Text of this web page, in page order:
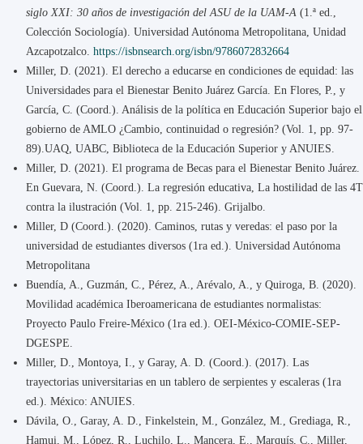
siglo XXI: 30 años de investigación del ASU de la UAM-A (1.ª ed.,
Colección Sociología). Universidad Autónoma Metropolitana, Unidad
Azcapotzalco. https://isbnsearch.org/isbn/9786072832664
Miller, D. (2021). El derecho a educarse en condiciones de equidad: las
Universidades para el Bienestar Benito Juárez García. En Flores, P., y
García, C. (Coord.). Análisis de la política en Educación Superior bajo el
gobierno de AMLO ¿Cambio, continuidad o regresión? (Vol. 1, pp. 97-
89).UAQ, UABC, Biblioteca de la Educación Superior y ANUIES.
Miller, D. (2021). El programa de Becas para el Bienestar Benito Juárez.
En Guevara, N. (Coord.). La regresión educativa, La hostilidad de las 4T
contra la ilustración (Vol. 1, pp. 215-246). Grijalbo.
Miller, D (Coord.). (2020). Caminos, rutas y veredas: el paso por la
universidad de estudiantes diversos (1ra ed.). Universidad Autónoma
Metropolitana
Buendía, A., Guzmán, C., Pérez, A., Arévalo, A., y Quiroga, B. (2020).
Movilidad académica Iberoamericana de estudiantes normalistas:
Proyecto Paulo Freire-México (1ra ed.). OEI-México-COMIE-SEP-
DGESPE.
Miller, D., Montoya, I., y Garay, A. D. (Coord.). (2017). Las
trayectorias universitarias en un tablero de serpientes y escaleras (1ra
ed.). México: ANUIES.
Dávila, O., Garay, A. D., Finkelstein, M., González, M., Grediaga, R.,
Hamui, M., López, R., Luchilo, L., Mancera, E., Marquís, C., Miller,